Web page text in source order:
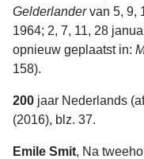
Gelderlandervan 5, 9,
1964; 2, 7, 11, 28
opnieuw geplaatst in:
158).
200 jaar Nederlands
(2016), blz. 37.
Emile Smit, Na